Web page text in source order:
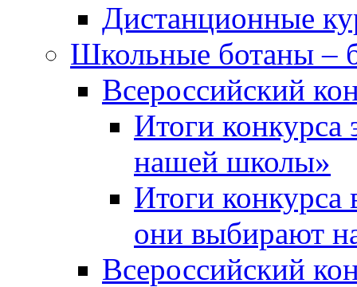
Дистанционные
Школьные ботаны –
Всероссийский
Итоги
нашей школы»
Итоги конкурса
они выбирают
Всероссийский